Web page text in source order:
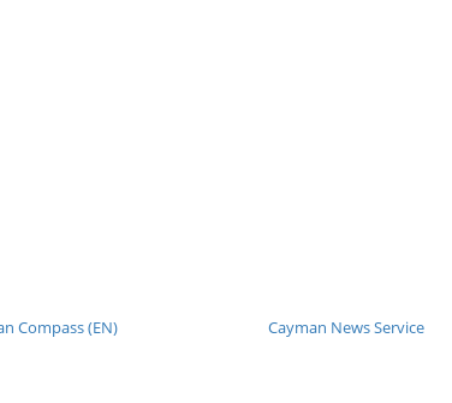
Compass (EN) Cayman News Service